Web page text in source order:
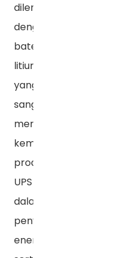
dilengkapi
dengan
baterai
litium,
yang
sangat
meningkatkan
kemampuan
produk
UPS
dalam
penyimpanan
energi